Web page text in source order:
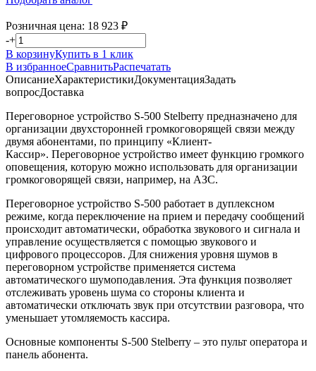
Розничная цена: 18 923 ₽
-+
В корзинуКупить в 1 клик
В избранноеСравнитьРаспечатать
ОписаниеХарактеристикиДокументацияЗадать
вопросДоставка
Переговорное устройство S-500 Stelberry предназначено для
организации двухсторонней громкоговорящей связи между
двумя абонентами, по принципу «Клиент-
Кассир». Переговорное устройство имеет функцию громкого
оповещения, которую можно использовать для организации
громкоговорящей связи, например, на АЗС.
Переговорное устройство S-500 работает в дуплексном
режиме, когда переключение на прием и передачу сообщений
происходит автоматически, обработка звукового и сигнала и
управление осуществляется с помощью звукового и
цифрового процессоров. Для снижения уровня шумов в
переговорном устройстве применяется система
автоматического шумоподавления. Эта функция позволяет
отслеживать уровень шума со стороны клиента и
автоматически отключать звук при отсутствии разговора, что
уменьшает утомляемость кассира.
Основные компоненты S-500 Stelberry – это пульт оператора и
панель абонента.